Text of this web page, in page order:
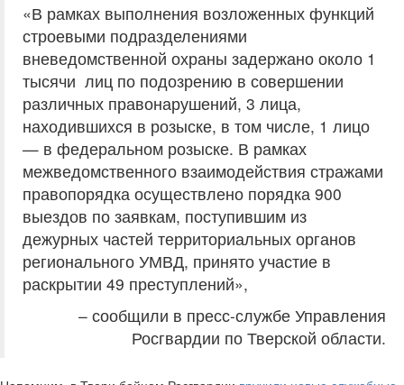
«В рамках выполнения возложенных функций
строевыми подразделениями
вневедомственной охраны задержано около 1
тысячи лиц по подозрению в совершении
различных правонарушений, 3 лица,
находившихся в розыске, в том числе, 1 лицо
— в федеральном розыске. В рамках
межведомственного взаимодействия стражами
правопорядка осуществлено порядка 900
выездов по заявкам, поступившим из
дежурных частей территориальных органов
регионального УМВД, принято участие в
раскрытии 49 преступлений»,
– сообщили в пресс-службе Управления
Росгвардии по Тверской области.